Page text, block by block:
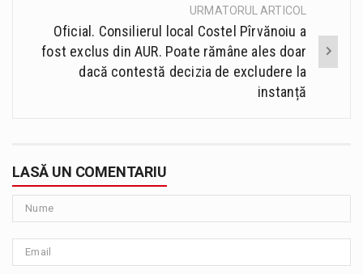
URMATORUL ARTICOL
Oficial. Consilierul local Costel Pîrvănoiu a
fost exclus din AUR. Poate rămâne ales doar
dacă contestă decizia de excludere la
instanță
LASĂ UN COMENTARIU